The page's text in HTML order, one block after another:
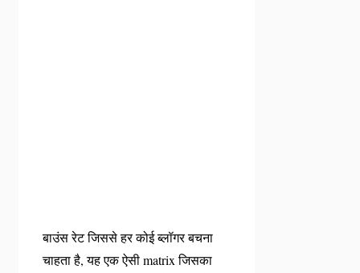
बाउंस रेट जिससे हर कोई ब्लॉगर बचना
चाहता है, यह एक ऐसी matrix जिसका